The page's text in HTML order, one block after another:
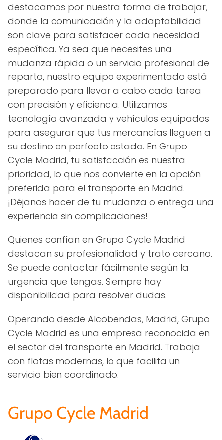
destacamos por nuestra forma de trabajar,
donde la comunicación y la adaptabilidad
son clave para satisfacer cada necesidad
específica. Ya sea que necesites una
mudanza rápida o un servicio profesional de
reparto, nuestro equipo experimentado está
preparado para llevar a cabo cada tarea
con precisión y eficiencia. Utilizamos
tecnología avanzada y vehículos equipados
para asegurar que tus mercancías lleguen a
su destino en perfecto estado. En Grupo
Cycle Madrid, tu satisfacción es nuestra
prioridad, lo que nos convierte en la opción
preferida para el transporte en Madrid.
¡Déjanos hacer de tu mudanza o entrega una
experiencia sin complicaciones!
Quienes confían en Grupo Cycle Madrid
destacan su profesionalidad y trato cercano.
Se puede contactar fácilmente según la
urgencia que tengas. Siempre hay
disponibilidad para resolver dudas.
Operando desde Alcobendas, Madrid, Grupo
Cycle Madrid es una empresa reconocida en
el sector del transporte en Madrid. Trabaja
con flotas modernas, lo que facilita un
servicio bien coordinado.
Grupo Cycle Madrid